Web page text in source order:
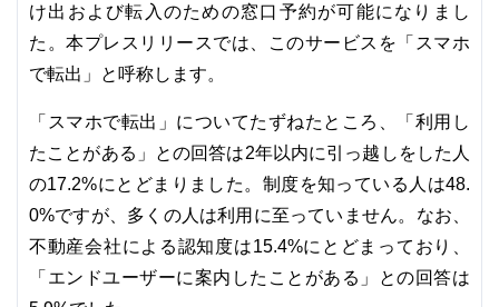
け出および転入のための窓口予約が可能になりまし
た。本プレスリリースでは、このサービスを「スマホ
で転出」と呼称します。
「スマホで転出」についてたずねたところ、「利用し
たことがある」との回答は2年以内に引っ越しをした人
の17.2%にとどまりました。制度を知っている人は48.
0%ですが、多くの人は利用に至っていません。なお、
不動産会社による認知度は15.4%にとどまっており、
「エンドユーザーに案内したことがある」との回答は